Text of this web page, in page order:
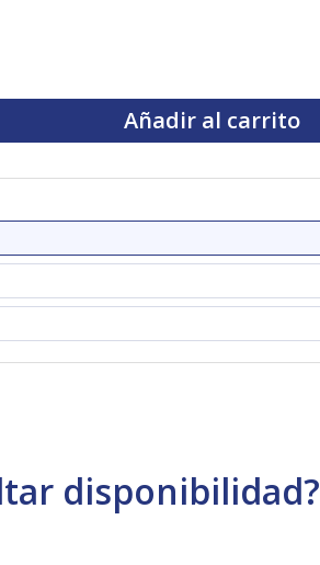
Añadir al carrito
disponibilidad?